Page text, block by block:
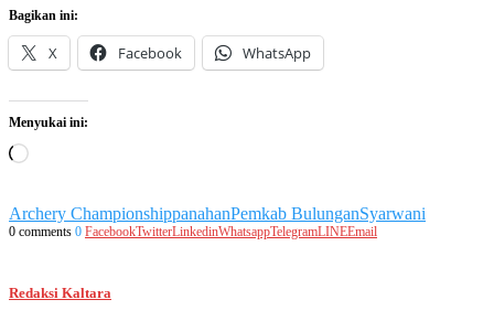
Bagikan ini:
X Facebook WhatsApp
Menyukai ini:
Memuat...
Archery ChampionshippanahanPemkab BulunganSyarwani
0 comments 0 FacebookTwitterLinkedinWhatsappTelegramLINEEmail
Redaksi Kaltara